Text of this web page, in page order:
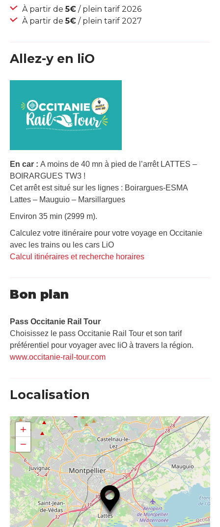
À partir de5€ / plein tarif 2026
À partir de5€ / plein tarif 2027
Allez-y en liO
En car : A moins de 40 mn à pied de l’arrêt LATTES –
BOIRARGUES TW3 !
Cet arrêt est situé sur les lignes : Boirargues-ESMA
Lattes – Mauguio – Marsillargues
Environ 35 min (2999 m).
Calculez votre itinéraire pour votre voyage en Occitanie
avec les trains ou les cars LiO
Calcul itinéraires et recherche horaires
Bon plan
Pass Occitanie Rail Tour​
Choisissez le pass Occitanie Rail Tour et son tarif
préférentiel pour voyager avec liO à travers la région.
www.occitanie-rail-tour.com
Localisation
+
−